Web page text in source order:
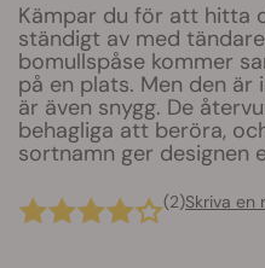
Kämpar du för att hitta
ständigt av med
bomullspåse kommer
på en plats. Men den är
är även snygg. De
behagliga att beröra,
sortnamn ger designen
(2)Skriva en